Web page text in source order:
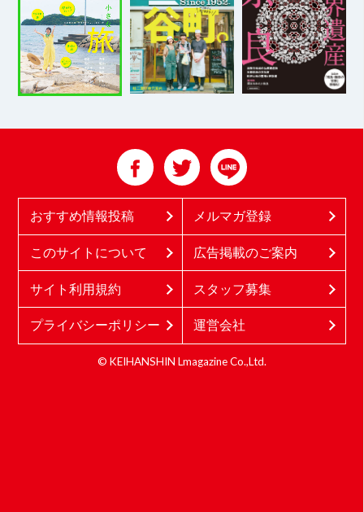
おすすめ情報投稿 メルマガ登録
このサイトについて 広告掲載のご案内
サイト利用規約 スタッフ募集
プライバシーポリシー 運営会社
© KEIHANSHIN Lmagazine Co.,Ltd.